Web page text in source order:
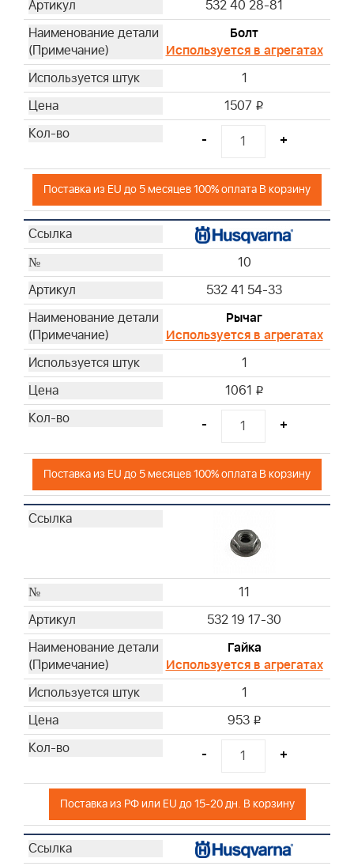
532 40 28-81
Болт
Используется в агрегатах
1
1507 i
- +
Поставка из EU до 5 месяцев 100% оплата В корзину
10
532 41 54-33
Рычаг
Используется в агрегатах
1
1061 i
- +
Поставка из EU до 5 месяцев 100% оплата В корзину
11
532 19 17-30
Гайка
Используется в агрегатах
1
953 i
- +
Поставка из РФ или EU до 15-20 дн. В корзину